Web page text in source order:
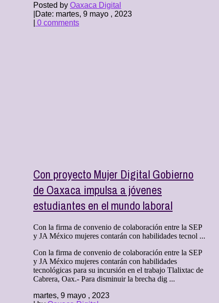
Posted by Oaxaca Digital
Date: martes, 9 mayo , 2023
0 comments
Con proyecto Mujer Digital Gobierno
de Oaxaca impulsa a jóvenes
estudiantes en el mundo laboral
Con la firma de convenio de colaboración entre la SEP
y JA México mujeres contarán con habilidades tecnol ...
Con la firma de convenio de colaboración entre la SEP
y JA México mujeres contarán con habilidades
tecnológicas para su incursión en el trabajo Tlalixtac de
Cabrera, Oax.- Para disminuir la brecha dig ...
martes, 9 mayo , 2023